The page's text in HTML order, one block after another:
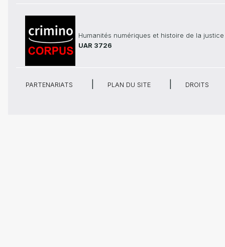
Humanités numériques et histoire de la justice
UAR 3726
PARTENARIATS PLAN DU SITE DROITS